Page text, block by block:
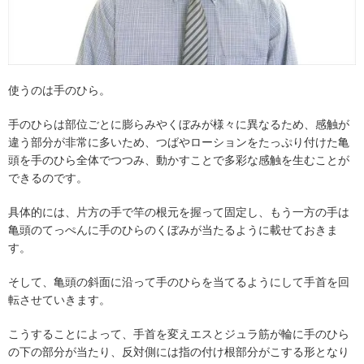
使うのは手のひら。
手のひらは部位ごとに膨らみやくぼみが様々に異なるため、感触が
違う部分が非常に多いため、つばやローションをたっぷり付けた亀
頭を手のひら全体でつつみ、動かすことで多彩な感触を生むことが
できるのです。
具体的には、片方の手で竿の根元を握って固定し、もう一方の手は
亀頭のてっぺんに手のひらのくぼみが当たるように載せておきま
す。
そして、亀頭の斜面に沿って手のひらを当てるようにして手首を回
転させていきます。
こうすることによって、手首を変えエスとジュラ筋が輪に手のひら
の下の部分が当たり、反対側には指の付け根部分がこする形となり